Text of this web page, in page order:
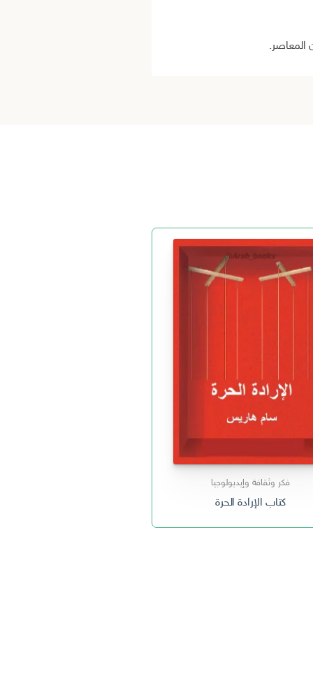
فكر وثقافة وإيديولوجيا
كتاب الإرادة الحرة